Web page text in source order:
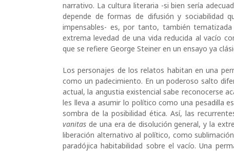
narrativo. La cultura literaria -si bien sería
depende de formas de difusión y sociabilidad
impensables- es, por tanto, también
extrema levedad de una vida reducida al vacío
que se refiere George Steiner en un ensayo ya
Los personajes de los relatos habitan en una
como un padecimiento. En un poderoso salto
actual, la angustia existencial sabe reconocerse
les lleva a asumir lo político como una pesadilla
sombra de la posibilidad ética. Así, las
vanitas de una era de disolución general, y la
liberación alternativo al político, como
paradójica habitabilidad sobre el vacío. Una